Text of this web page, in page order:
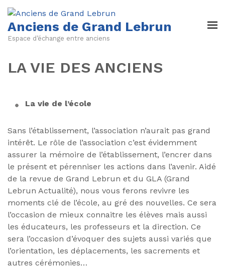
Anciens de Grand Lebrun
Espace d’échange entre anciens
LA VIE DES ANCIENS
La vie de l’école
Sans l’établissement, l’association n’aurait pas grand
intérêt. Le rôle de l’association c’est évidemment
assurer la mémoire de l’établissement, l’encrer dans
le présent et pérenniser les actions dans l’avenir. Aidé
de la revue de Grand Lebrun et du GLA (Grand
Lebrun Actualité), nous vous ferons revivre les
moments clé de l’école, au gré des nouvelles. Ce sera
l’occasion de mieux connaitre les élèves mais aussi
les éducateurs, les professeurs et la direction. Ce
sera l’occasion d’évoquer des sujets aussi variés que
l’orientation, les déplacements, les sacrements et
autres cérémonies…